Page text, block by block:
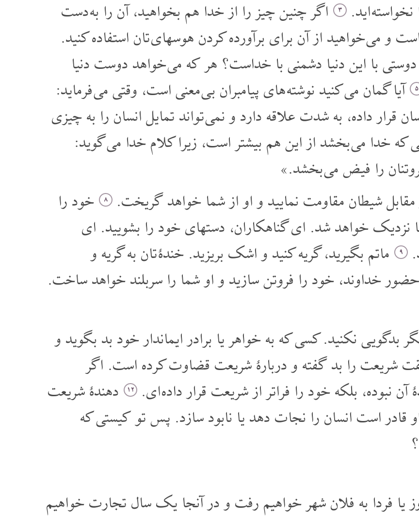
اید.
۳
اگر چنین چیز را از خدا هم بخواهید، آن را به دست
و می خواهید از آن برای برآورده کردن هوسهای تان استفاده کنید.
دوستی با این دنیا دشمنی با خداست؟ هر که می خواهد دوست دنیا
۵
آیا گمان می کنید نوشته های پیامبران بی معنی است، وقتی می فرماید:
داده، به شدت علاقه دارد و نمی تواند تمایل انسان را به چیزی
که خدا می بخشد از این هم بیشتر است، زیرا کلام خدا می گوید:
را فیض می بخشد.»
شیطان مقاومت نمایید و او از شما خواهد گریخت. ۸
خود را
نزدیک خواهد شد. ای گناهکاران، دستهای خود را بشویید. ای
۹
ماتم بگیرید، گریه کنید و اشک بریزید. خندۀ تان به گریه و
خداوند، خود را فروتن سازید و او شما را سربلند خواهد ساخت.
بدگویی نکنید. کسی که به خواهر یا برادر ایماندار خود بد بگوید و
شریعت را بد گفته و دربارۀ شریعت قضاوت کرده است. اگر
نبوده، بلکه خود را فراتر از شریعت قرار داده ای.
۱۲
دهندۀ شریعت
قادر است انسان را نجات دهد یا نابود سازد. پس تو کیستی که
یا فردا به فلان شهر خواهیم رفت و در آنجا یک سال تجارت خواهیم